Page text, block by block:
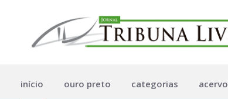
início ouro preto categorias acervo